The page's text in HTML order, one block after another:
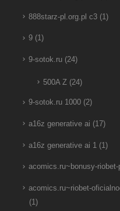
888starz-pl.org.pl c3(1)
9(1)
9-sotok.ru(24)
500A Z (24)
9-sotok.ru 1000(2)
a16z generative ai (17)
a16z generative ai 1 (1)
acomics.ru~bonusy-
acomics.ru~riobet-
(1)